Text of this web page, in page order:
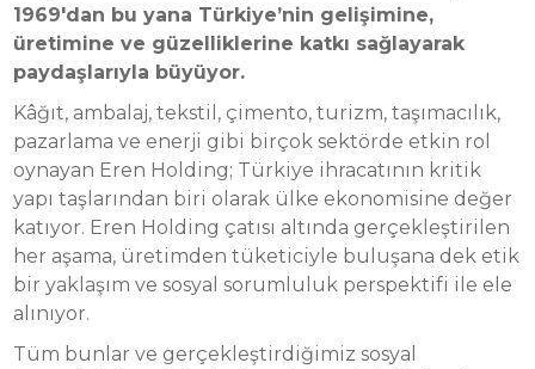
1969'dan bu yana Türkiye’nin gelişimine,
üretimine ve güzelliklerine katkı sağlayarak
paydaşlarıyla büyüyor.
Kâğıt, ambalaj, tekstil, çimento, turizm, taşımacılık,
pazarlama ve enerji gibi birçok sektörde etkin rol
oynayan Eren Holding; Türkiye ihracatının kritik
yapı taşlarından biri olarak ülke ekonomisine değer
katıyor. Eren Holding çatısı altında gerçekleştirilen
her aşama, üretimden tüketiciyle buluşana dek etik
bir yaklaşım ve sosyal sorumluluk perspektifi ile ele
alınıyor.
Tüm bunlar ve gerçekleştirdiğimiz sosyal